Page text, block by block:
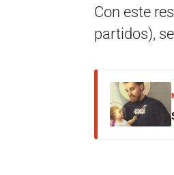
Con este
partidos),